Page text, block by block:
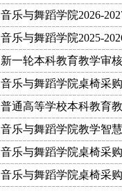
音乐与舞蹈学院2026-
音乐与舞蹈学院2025-
新一轮本科教育教学审
音乐与舞蹈学院桌椅采
普通高等学校本科教育
音乐与舞蹈学院教学智
音乐与舞蹈学院桌椅采
音乐与舞蹈学院桌椅采